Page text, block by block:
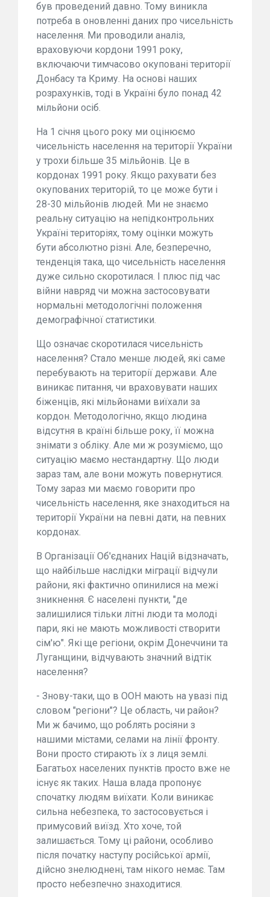
був проведений давно. Тому виникла
потреба в оновленні даних про чисельність
населення. Ми проводили аналіз,
враховуючи кордони 1991 року,
включаючи тимчасово окуповані території
Донбасу та Криму. На основі наших
розрахунків, тоді в Україні було понад 42
мільйони осіб.
На 1 січня цього року ми оцінюємо
чисельність населення на території України
у трохи більше 35 мільйонів. Це в
кордонах 1991 року. Якщо рахувати без
окупованих територій, то це може бути і
28-30 мільйонів людей. Ми не знаємо
реальну ситуацію на непідконтрольних
Україні територіях, тому оцінки можуть
бути абсолютно різні. Але, безперечно,
тенденція така, що чисельність населення
дуже сильно скоротилася. І плюс під час
війни навряд чи можна застосовувати
нормальні методологічні положення
демографічної статистики.
Що означає скоротилася чисельність
населення? Стало менше людей, які саме
перебувають на території держави. Але
виникає питання, чи враховувати наших
біженців, які мільйонами виїхали за
кордон. Методологічно, якщо людина
відсутня в країні більше року, її можна
знімати з обліку. Але ми ж розуміємо, що
ситуацію маємо нестандартну. Що люди
зараз там, але вони можуть повернутися.
Тому зараз ми маємо говорити про
чисельність населення, яке знаходиться на
території України на певні дати, на певних
кордонах.
В Організації Об'єднаних Націй відзначать,
що найбільше наслідки міграції відчули
райони, які фактично опинилися на межі
зникнення. Є населені пункти, "де
залишилися тільки літні люди та молоді
пари, які не мають можливості створити
сім'ю". Які ще регіони, окрім Донеччини та
Луганщини, відчувають значний відтік
населення?
- Знову-таки, що в ООН мають на увазі під
словом "регіони"? Це область, чи район?
Ми ж бачимо, що роблять росіяни з
нашими містами, селами на лінії фронту.
Вони просто стирають їх з лиця землі.
Багатьох населених пунктів просто вже не
існує як таких. Наша влада пропонує
спочатку людям виїхати. Коли виникає
сильна небезпека, то застосовується і
примусовий виїзд. Хто хоче, той
залишається. Тому ці райони, особливо
після початку наступу російської армії,
дійсно знелюднені, там нікого немає. Там
просто небезпечно знаходитися.